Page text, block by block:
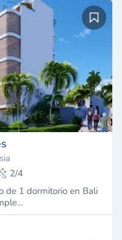
2/4
de 1 dormitorio en Bali